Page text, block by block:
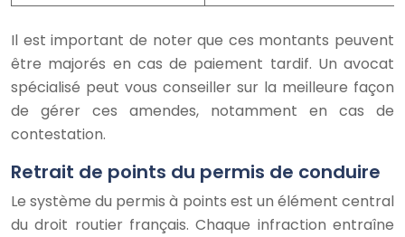
Il est important de noter que ces montants peuvent
être majorés en cas de paiement tardif. Un avocat
spécialisé peut vous conseiller sur la meilleure façon
de gérer ces amendes, notamment en cas de
contestation.
Retrait de points du permis de conduire
Le système du permis à points est un élément central
du droit routier français. Chaque infraction entraîne